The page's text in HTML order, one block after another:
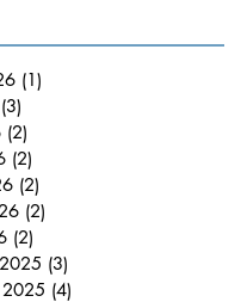
(1)
(3)
(2)
(2)
(2)
(2)
(2)
(3)
(4)